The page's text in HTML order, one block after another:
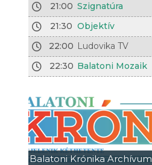
21:00 Szignatúra
21:30 Objektív
22:00 Ludovika TV
22:30 Balatoni Mozaik
Balatoni Krónika Archívum